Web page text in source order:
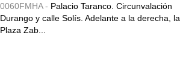
0060FMHA - Palacio Taranco. Circunvalación
Durango y calle Solís. Adelante a la derecha, la
Plaza Zab...